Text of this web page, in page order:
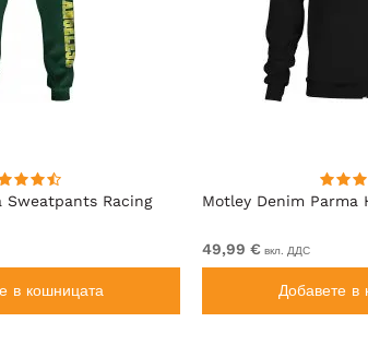
Sweatpants Racing
в кошницата
Motley Denim Parma
49,99 € вкл. ДДС
Добавете в